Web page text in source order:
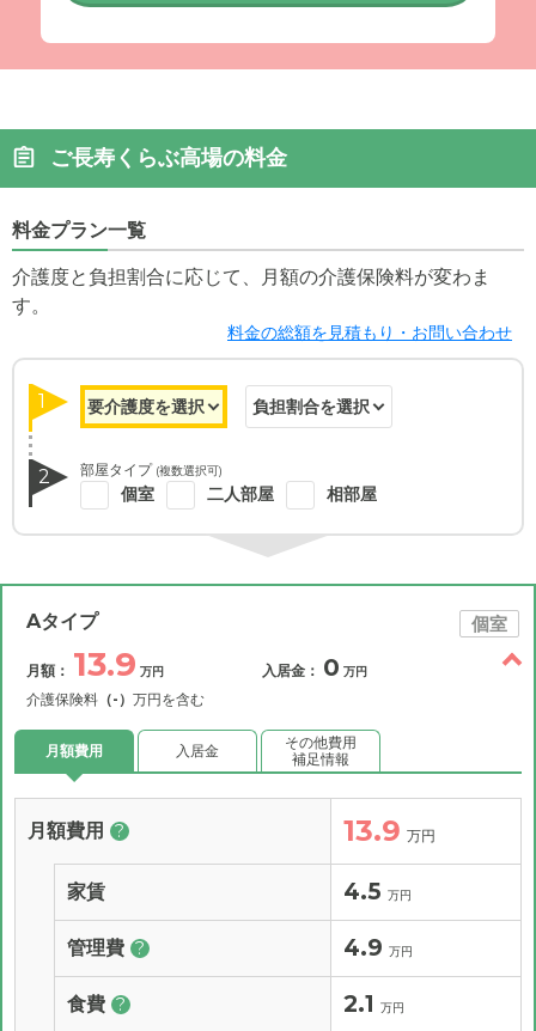
ご長寿くらぶ高場の料金
料金プラン一覧
介護度と負担割合に応じて、月額の介護保険料が変わま
す。
料金の総額を見積もり・お問い合わせ
1
2 部屋タイプ (複数選択可)
個室 二人部屋 相部屋
Aタイプ 個室
月額： 13.9 万円
介護保険料 （-） 万円を含む
入居金： 0 万円
月額費用 入居金
その他費用
補足情報
月額費用 ? 13.9 万円
家賃 4.5 万円
管理費 ? 4.9 万円
食費 ? 2.1 万円